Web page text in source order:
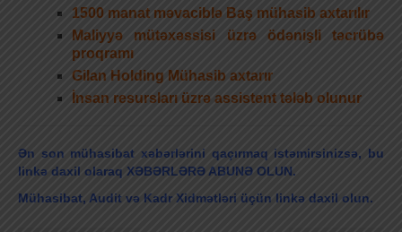
1500 manat məvaciblə Baş mühasib axtarılır
Maliyyə mütəxəssisi üzrə ödənişli təcrübə
proqramı
Gilan Holding Mühasib axtarır
İnsan resursları üzrə assistent tələb olunur
Ən son mühasibat xəbərlərini qaçırmaq istəmirsinizsə, bu
linkə daxil olaraq XƏBƏRLƏRƏ ABUNƏ OLUN.
Mühasibat, Audit və Kadr Xidmətləri üçün linkə daxil olun.